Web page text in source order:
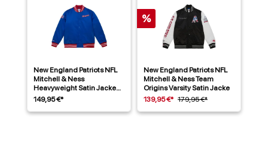
New England Patriots NFL
Mitchell & Ness
Heavyweight Satin Jacke
Blau
149,95 €*
%
New England Patriots NFL
Mitchell & Ness Team
Origins Varsity Satin Jacke
139,95 €* 179,95 €*